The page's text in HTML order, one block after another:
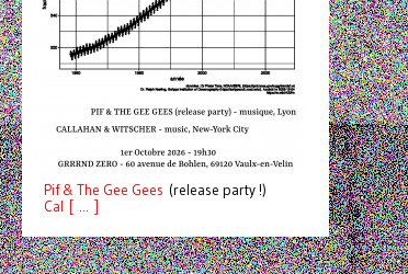
Pif& The Gee Gees (release party !)
Cal [ ... ]